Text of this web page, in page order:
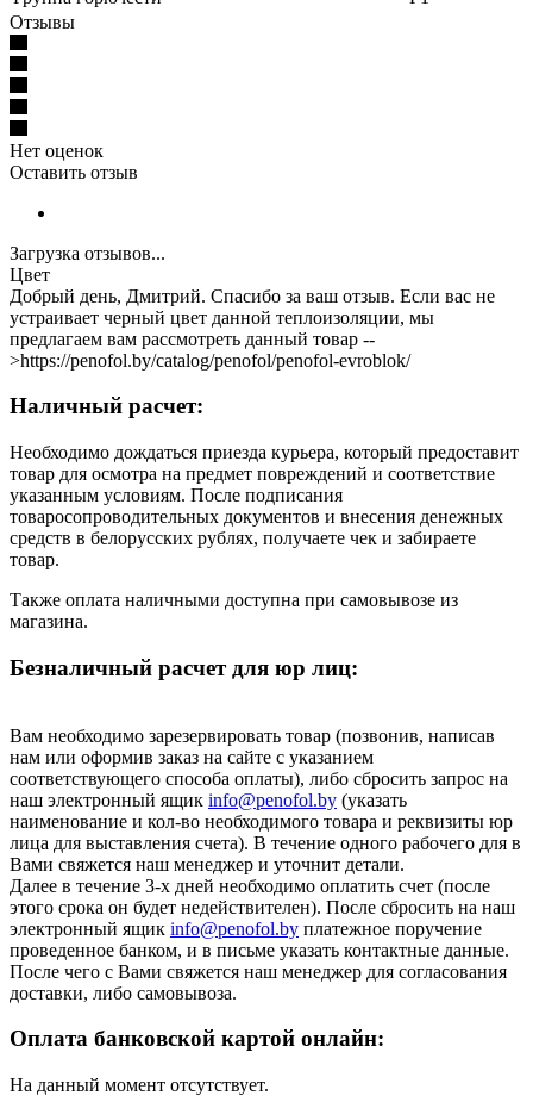
Отзывы
Нет оценок
Оставить отзыв
Загрузка отзывов...
Цвет
Добрый день, Дмитрий. Спасибо за ваш отзыв. Если вас не
устраивает черный цвет данной теплоизоляции, мы
предлагаем вам рассмотреть данный товар --
>https://penofol.by/catalog/penofol/penofol-evroblok/
Наличный расчет:
Необходимо дождаться приезда курьера, который предоставит
товар для осмотра на предмет повреждений и соответствие
указанным условиям. После подписания
товаросопроводительных документов и внесения денежных
средств в белорусских рублях, получаете чек и забираете
товар.
Также оплата наличными доступна при самовывозе из
магазина.
Безналичный расчет для юр лиц:
Вам необходимо зарезервировать товар (позвонив, написав
нам или оформив заказ на сайте с указанием
соответствующего способа оплаты), либо сбросить запрос на
наш электронный ящик info@penofol.by (указать
наименование и кол-во необходимого товара и реквизиты юр
лица для выставления счета). В течение одного рабочего для в
Вами свяжется наш менеджер и уточнит детали.
Далее в течение 3-х дней необходимо оплатить счет (после
этого срока он будет недействителен). После сбросить на наш
электронный ящик info@penofol.by платежное поручение
проведенное банком, и в письме указать контактные данные.
После чего с Вами свяжется наш менеджер для согласования
доставки, либо самовывоза.
Оплата банковской картой онлайн:
На данный момент отсутствует.